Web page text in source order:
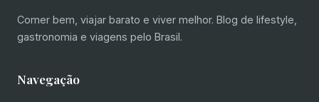
Comer bem, viajar barato e viver melhor. Blog de lifestyle,
gastronomia e viagens pelo Brasil.
Navegação